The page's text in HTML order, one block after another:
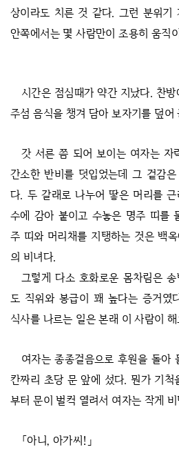
상이라도 치른 것 같다. 그런 분위기
안쪽에서는 몇 사람만이 조용히 움직
시간은 점심때가 약간 지났다. 찬
주섬 음식을 챙겨 담아 보자기를 덮어
갓 서른 쯤 되어 보이는 여자는 자
간소한 반비를 덧입었는데 그 겉감
다. 두 갈래로 나누어 땋은 머리를
수에 감아 붙이고 수놓은 명주 띠를
주 띠와 머리채를 지탱하는 것은 백
의 비녀다.
그렇게 다소 호화로운 몸차림은
도 직위와 봉급이 꽤 높다는 증거였
식사를 나르는 일은 본래 이 사람이
여자는 종종걸음으로 후원을 돌아
칸짜리 초당 문 앞에 섰다. 뭔가 기
부터 문이 벌컥 열려서 여자는 작게
「아니, 아가씨!」